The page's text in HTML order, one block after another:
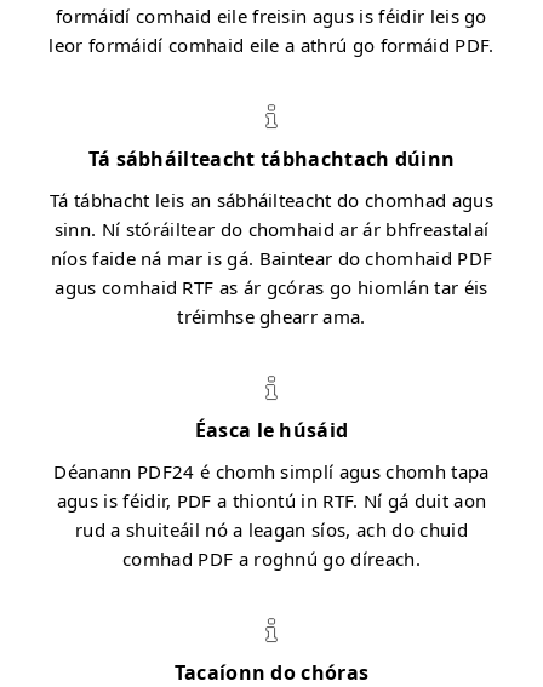
formáidí comhaid eile freisin agus is féidir leis go
leor formáidí comhaid eile a athrú go formáid PDF.
Tá sábháilteacht tábhachtach dúinn
Tá tábhacht leis an sábháilteacht do chomhad agus
sinn. Ní stóráiltear do chomhaid ar ár bhfreastalaí
níos faide ná mar is gá. Baintear do chomhaid PDF
agus comhaid RTF as ár gcóras go hiomlán tar éis
tréimhse ghearr ama.
Éasca le húsáid
Déanann PDF24 é chomh simplí agus chomh tapa
agus is féidir, PDF a thiontú in RTF. Ní gá duit aon
rud a shuiteáil nó a leagan síos, ach do chuid
comhad PDF a roghnú go díreach.
Tacaíonn do chóras